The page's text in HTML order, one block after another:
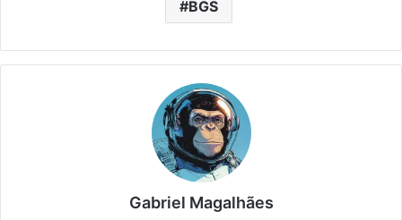
BGS
Gabriel Magalhães